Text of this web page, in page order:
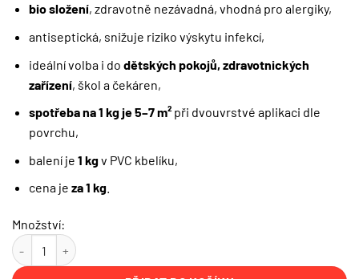
bio složení, zdravotně nezávadná, vhodná pro alergiky,
antiseptická, snižuje riziko výskytu infekcí,
ideální volba i do dětských pokojů, zdravotnických
zařízení, škol a čekáren,
spotřeba na 1 kg je 5–7 m²při dvouvrstvé aplikaci dle
povrchu,
balení je 1 kgv PVC kbelíku,
cena je za 1 kg.
Množství:
KB 321 — Lehm hell | PROFI BABY COLOR množství